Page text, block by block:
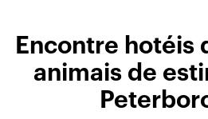
Encontre hotéis
animais de